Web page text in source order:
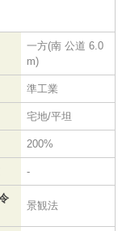
一方(南 公道 6.0
m)
準工業
宅地/平坦
200%
-
景観法